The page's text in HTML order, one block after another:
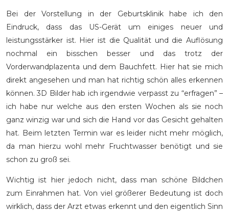
Bei der Vorstellung in der Geburtsklinik habe ich den
Eindruck, dass das US-Gerät um einiges neuer und
leistungsstärker ist. Hier ist die Qualität und die Auflösung
nochmal ein bisschen besser und das trotz der
Vorderwandplazenta und dem Bauchfett. Hier hat sie mich
direkt angesehen und man hat richtig schön alles erkennen
können. 3D Bilder hab ich irgendwie verpasst zu “erfragen” –
ich habe nur welche aus den ersten Wochen als sie noch
ganz winzig war und sich die Hand vor das Gesicht gehalten
hat. Beim letzten Termin war es leider nicht mehr möglich,
da man hierzu wohl mehr Fruchtwasser benötigt und sie
schon zu groß sei.
Wichtig ist hier jedoch nicht, dass man schöne Bildchen
zum Einrahmen hat. Von viel größerer Bedeutung ist doch
wirklich, dass der Arzt etwas erkennt und den eigentlich Sinn